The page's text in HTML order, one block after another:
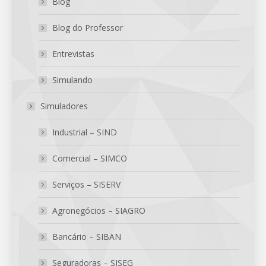
Blog do Professor
Entrevistas
Simulando
Simuladores
Industrial – SIND
Comercial – SIMCO
Serviços – SISERV
Agronegócios – SIAGRO
Bancário – SIBAN
Seguradoras – SISEG